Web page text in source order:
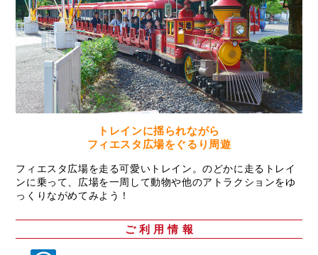
トレインに揺られながら
フィエスタ広場をぐるり周遊
フィエスタ広場を走る可愛いトレイン。のどかに走るトレイ
ンに乗って、広場を一周して動物や他のアトラクションをゆ
っくりながめてみよう！
ご 利 用 情 報